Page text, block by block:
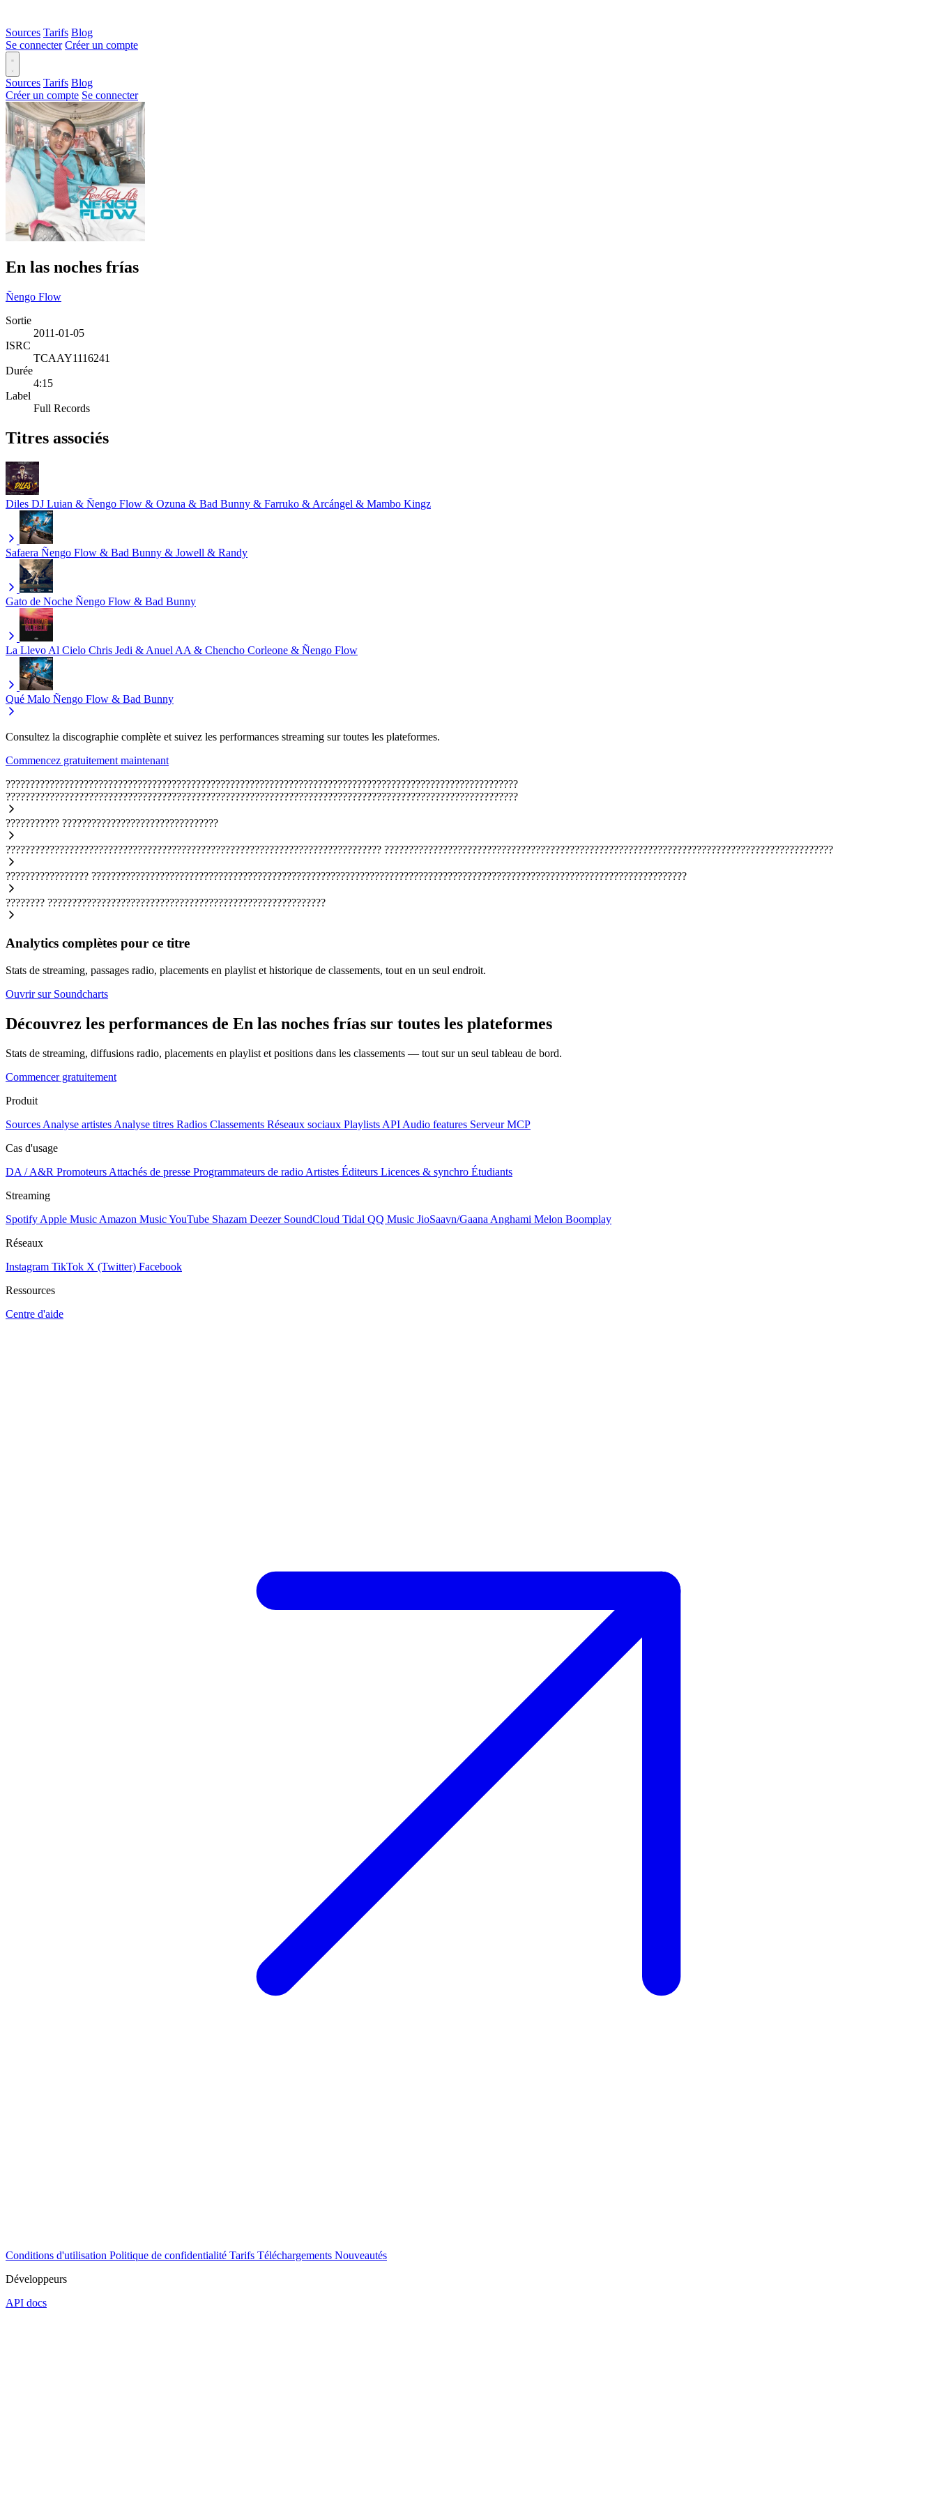
Sources Tarifs Blog
Se connecter Créer un compte
Sources Tarifs Blog
Créer un compte Se connecter
En las noches frías
Ñengo Flow
Sortie
2011-01-05
ISRC
TCAAY1116241
Durée
4:15
Label
Full Records
Titres associés
Diles DJ Luian & Ñengo Flow & Ozuna & Bad Bunny & Farruko & Arcángel & Mambo Kingz
Safaera Ñengo Flow & Bad Bunny & Jowell & Randy
Gato de Noche Ñengo Flow & Bad Bunny
La Llevo Al Cielo Chris Jedi & Anuel AA & Chencho Corleone & Ñengo Flow
Qué Malo Ñengo Flow & Bad Bunny
Consultez la discographie complète et suivez les performances streaming sur toutes les plateformes.
Commencez gratuitement maintenant
?????????????????????????????????????????????????????????????????????????????????????????????????????????
?????????????????????????????????????????????????????????????????????????????????????????????????????????
??????????? ????????????????????????????????
????????????????????????????????????????????????????????????????????????????? ????????????????????????????????????????????????????????????????????????????????????????????
????????????????? ??????????????????????????????????????????????????????????????????????????????????????????????????????????????????????????
???????? ?????????????????????????????????????????????????????????
Analytics complètes pour ce titre
Stats de streaming, passages radio, placements en playlist et historique de classements, tout en un seul endroit.
Ouvrir sur Soundcharts
Découvrez les performances de En las noches frías sur toutes les plateformes
Stats de streaming, diffusions radio, placements en playlist et positions dans les classements — tout sur un seul tableau de bord.
Commencer gratuitement
Produit
Sources Analyse artistes Analyse titres Radios Classements Réseaux sociaux Playlists API Audio features Serveur MCP
Cas d'usage
DA / A&R Promoteurs Attachés de presse Programmateurs de radio Artistes Éditeurs Licences & synchro Étudiants
Streaming
Spotify Apple Music Amazon MusicYouTube Shazam Deezer SoundCloud Tidal QQ Music JioSaavn/Gaana Anghami Melon Boomplay
Réseaux
Instagram TikTok X (Twitter) Facebook
Ressources
Centre d'aide
Conditions d'utilisation Politique de confidentialité Tarifs Téléchargements Nouveautés
Développeurs
API docs